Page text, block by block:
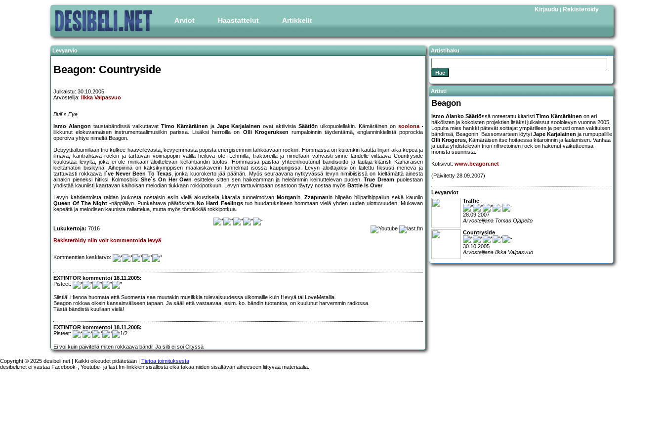
Arviot Haastattelut Artikkelit
Kirjaudu | Rekisteröidy
Levyarvio
Beagon: Countryside
Julkaistu: 30.10.2005
Arvostelija:
Ilkka Valpasvuo
Bull´s Eye
Ismo Alangon taustabändissä vaikuttavat Timo Kämäräinen ja Jape Karjalainen ovat aktiivisiaSäätiön ulkopuolellakin. Kämäräinen onsoolona
liikkunut elokuvamaisen instrumentaalimusiikin parissa. Lisäksi herroilla on Olli Krogeruksen rumpaloinnin täydentämä, englanninkielistä poprockia
operoiva yhtye nimeltä Beagon.
Debyyttialbumillaan trio kulkee haaveilevasta, kevyemmästä popista energisemmin tahkoavaan rockiin. Hommassa on kuitenkin kautta linjan aika kepeä ja
ilmava, kantrahtava rockin ja tarttuvan voimapopin välillä heiluva ote. Lehmillä, traktoreilla ja nimellään vahvasti sinne landelle viittaava Countryside
kuulostaa levyltä, joka ei ole minkään aloittelevan kellaribändin tuotos. Hommassa paistaa yhteenhioutunut bändisoitto ja laulaja-kitaristi Kämäräisen
kieltämätön biisikynä. Aihepiirinä on kaksikymppisen maalaiskaverin tunnelmat isossa kaupungissa. Levyn aloittajaksi on laitettu fiksusti menevä ja
tarttuvasti rokkaava
I´ve Never Been To Texas, jonka kuorokerto jää päähän. Myös seuraavana nytkyvässä levyn nimibiisissä on kieltämättä ainesta
ainakin pieneksi hitiksi. KolmosbiisiShe´s On Her Own esittelee sitten sen haikeamman ja heleämmin keinuttelevan puolen.True Dream puolestaan
yhdistää kauniisti kaartavan kaihoisan melodian tiukkaan rokkipotkuun. Levyn tarttuvimpaan osastoon täytyy nostaa myös Battle Is Over.
Levyn kahdentoista raidan joukosta nostaisin esiin vielä akustisella kitaralla tunnelmoivan Morganin, Zzapmanin hilpeän hilipatihippailun sekä kauniin
Queen Of The Night -näppäilyn. Punkahtava päätösraita No Hard Feelingstuo huudatuksineen hommaan vielä yhden uuden ulottuvuuden. Mukavan
kepeätä ja melodisen kaunista rallattelua, mutta myös tömäkkää rokkipotkua.
Lukukertoja: 7016
Rekisteröidy niin voit kommentoida levyä
Kommenttien keskiarvo:
EXTINTOR kommentoi 18.11.2005:
Pisteet:
Siistiä! Hienoa huomata että Suomesta saa muutakin musiikkia tulevaisuudessa ulkomaille kuin Hevyä tai LoveMetallia.
Beagon rokkaa oikein kansainväliseen tapaan. Ja sääli että vastaavaa, esim. ko. bändin tuotantoa, on kuulunut harvemmin radiossa.
Tästä bändistä kuullaan vielä!
EXTINTOR kommentoi 18.11.2005:
Pisteet:
Ei voi kuin päivitellä miten rokkaava bändi! Ja silti ei soi Cityssä
Artistihaku
Artisti
Beagon
Ismo Alanko Säätiössä noteerattu kitaristi Timo Kämäräinen on eri
näköisten ja kokoisten projektien lisäksi julkaissut soololevyn vuonna 2005.
Lopulta mies hankki pätevät soittajat ympärilleen ja perusti oman vakituisen
bändinsä, Beagonin. Bassonvarteen löytyi Jape Karjalainen ja rumpupallille
Olli Krogerus, Kämäräisen itse hoitaessa kitaroinnin ja laulamisen. Vanhaa
ja uutta yhdistelevän trion riffivetoinen rock on hakenut vaikutteensa
monista suunnista.
Kotisivut: www.beagon.net
(Päivitetty 28.09.2007)
Levyarviot
Traffic
28.09.2007
Arvostelijana Tomas Ojapelto
Countryside
30.10.2005
Arvostelijana Ilkka Valpasvuo
Copyright © 2025 desibeli.net | Kaikki oikeudet pidätetään | Tietoa toimituksesta
desibeli.net ei vastaa Facebook-, Youtube- ja last.fm-linkkien sisällöstä eikä takaa niiden sisältävän aiheeseen liittyvää materiaalia.